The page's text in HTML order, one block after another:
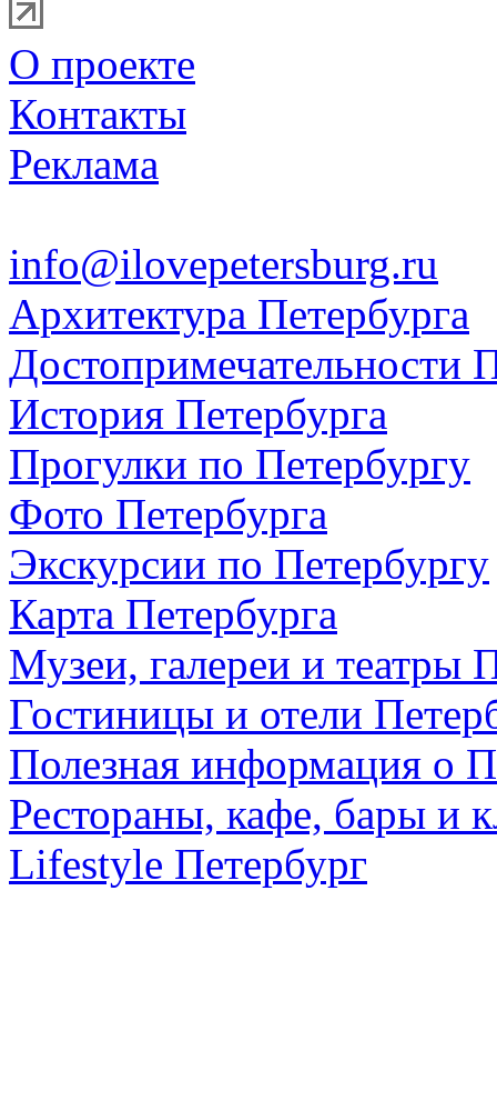
О проекте
Контакты
Реклама
info@ilovepetersburg.ru
Архитектура Петербурга
Достопримечательности
История Петербурга
Прогулки по Петербургу
Фото Петербурга
Экскурсии по Петербургу
Карта Петербурга
Музеи, галереи и театры
Гостиницы и отели
Полезная информация о
Рестораны, кафе, бары и
Lifestyle Петербург